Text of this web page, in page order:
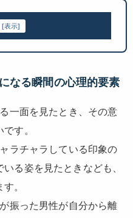
[表示]
なる瞬間の心理的要素
一面を見たとき、その意
す。
ラチャラしている印象の
る姿を見たときなども、
。
振った男性が自分から離